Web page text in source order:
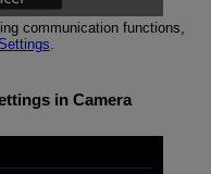
communication functions,
.
in Camera